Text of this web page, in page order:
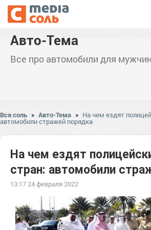
Авто-Тема
Все про автомобили для мужчин
Вся соль » Авто-Тема » На чем ездят
автомобили стражей порядка
На чем ездят
стран: автомобили
13:17 24 февраля 2022